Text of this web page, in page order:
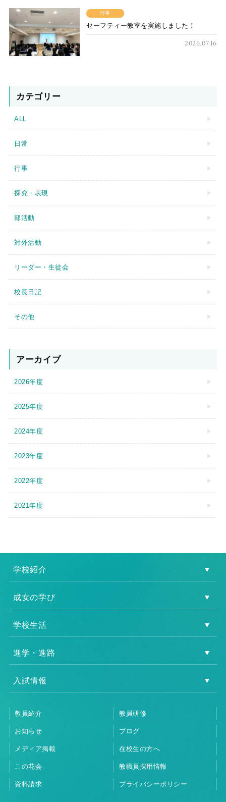
行事
セーフティー教室を実施しました！
2026.07.16
カテゴリー
ALL
日常
行事
探究・表現
部活動
対外活動
リーダー・生徒会
校長日記
その他
アーカイブ
2026年度
2025年度
2024年度
2023年度
2022年度
2021年度
学校紹介
成女の学び
学校生活
進学・進路
入試情報
教員紹介 教員研修
お知らせ ブログ
メディア掲載 在校生の方へ
この花会 教職員採用情報
資料請求 プライバシーポリシー